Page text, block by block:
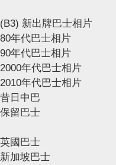
(B3) 新出牌巴士相片
80年代巴士相片
90年代巴士相片
2000年代巴士相片
2010年代巴士相片
昔日中巴
保留巴士
英國巴士
新加坡巴士